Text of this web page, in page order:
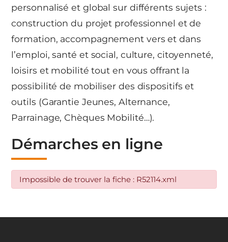
personnalisé et global sur différents sujets :
construction du projet professionnel et de
formation, accompagnement vers et dans
l’emploi, santé et social, culture, citoyenneté,
loisirs et mobilité tout en vous offrant la
possibilité de mobiliser des dispositifs et
outils (Garantie Jeunes, Alternance,
Parrainage, Chèques Mobilité…).
Démarches en ligne
Impossible de trouver la fiche : R52114.xml